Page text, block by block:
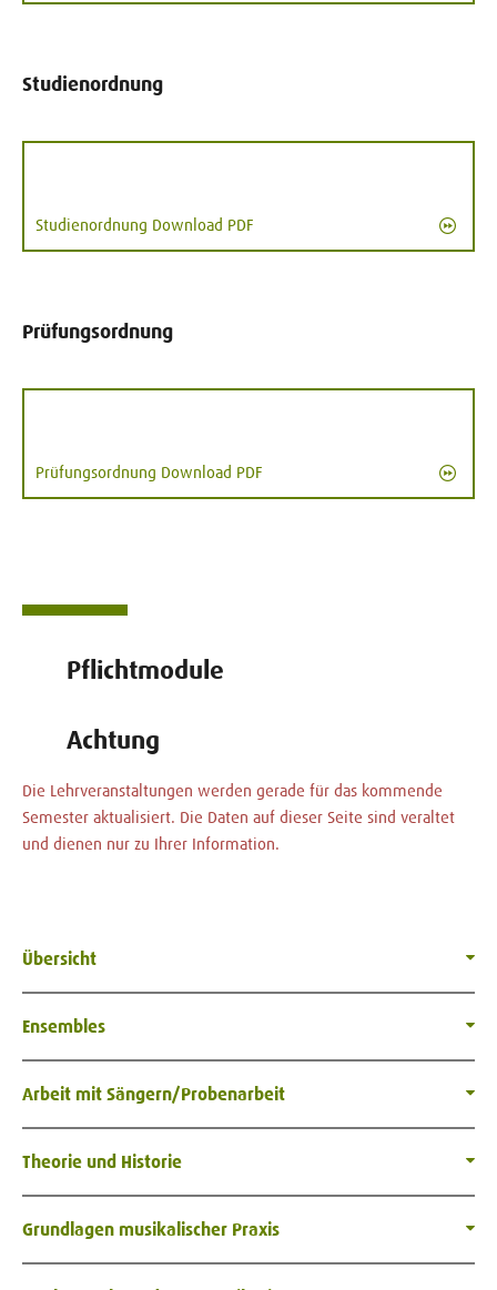
Studienordnung
Studienordnung Download PDF
Prüfungsordnung
Prüfungsordnung Download PDF
Pflichtmodule
Achtung
Die Lehrveranstaltungen werden gerade für das kommende
Semester aktualisiert. Die Daten auf dieser Seite sind veraltet
und dienen nur zu Ihrer Information.
Übersicht
Ensembles
Arbeit mit Sängern/Probenarbeit
Theorie und Historie
Grundlagen musikalischer Praxis